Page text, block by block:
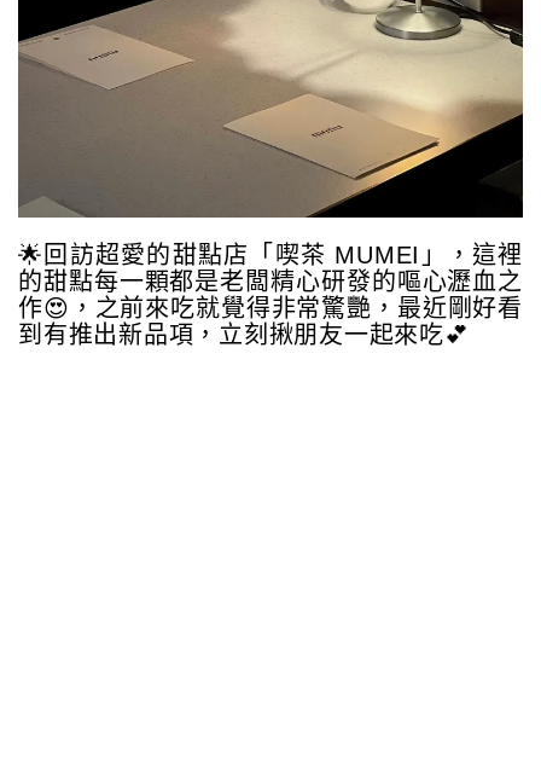
🌟回訪超愛的甜點店「喫茶 MUMEI」，這裡
的甜點每一顆都是老闆精心研發的嘔心瀝血之
作😍，之前來吃就覺得非常驚艷，最近剛好看
到有推出新品項，立刻揪朋友一起來吃💕